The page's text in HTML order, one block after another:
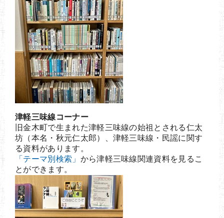
津軽三味線コーナー
旧金木町で生まれた津軽三味線の始祖とされる仁太
坊（本名・秋元仁太郎）、津軽三味線・民謡に関す
る資料があります。
「テーマ別検索」 から津軽三味線関連資料を見るこ
とができます。